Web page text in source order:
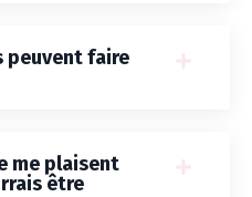
peuvent faire
me plaisent
être